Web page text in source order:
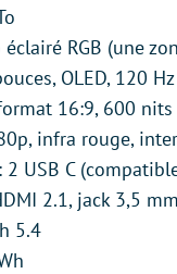
RGB (une
OLED, 120
16:9, 600
infra rouge,
2 USB C
2.1, jack 3,5
5.4